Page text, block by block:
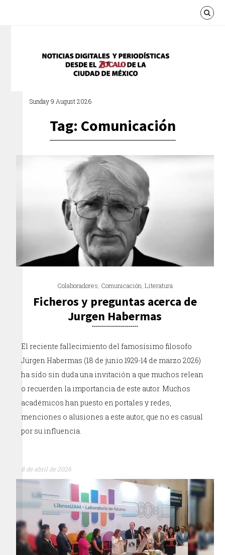
Sunday 9 August 2026
Tag: Comunicación
Colaboradores, Comunicación, Literatura
Ficheros y preguntas acerca de
Jurgen Habermas
El reciente fallecimiento del famosísimo filosofo
Jürgen Habermas (18 de junio 1929-14 de marzo 2026)
ha sido sin duda una invitación a que muchos relean
o recuerden la importancia de este autor. Muchos
académicos han puesto en portales y redes,
menciones o alusiones a este autor, que no es casual
por su influencia.
8 de abril de 2026